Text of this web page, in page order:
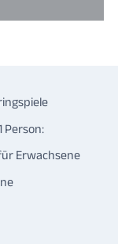
Person:
Erwachsene